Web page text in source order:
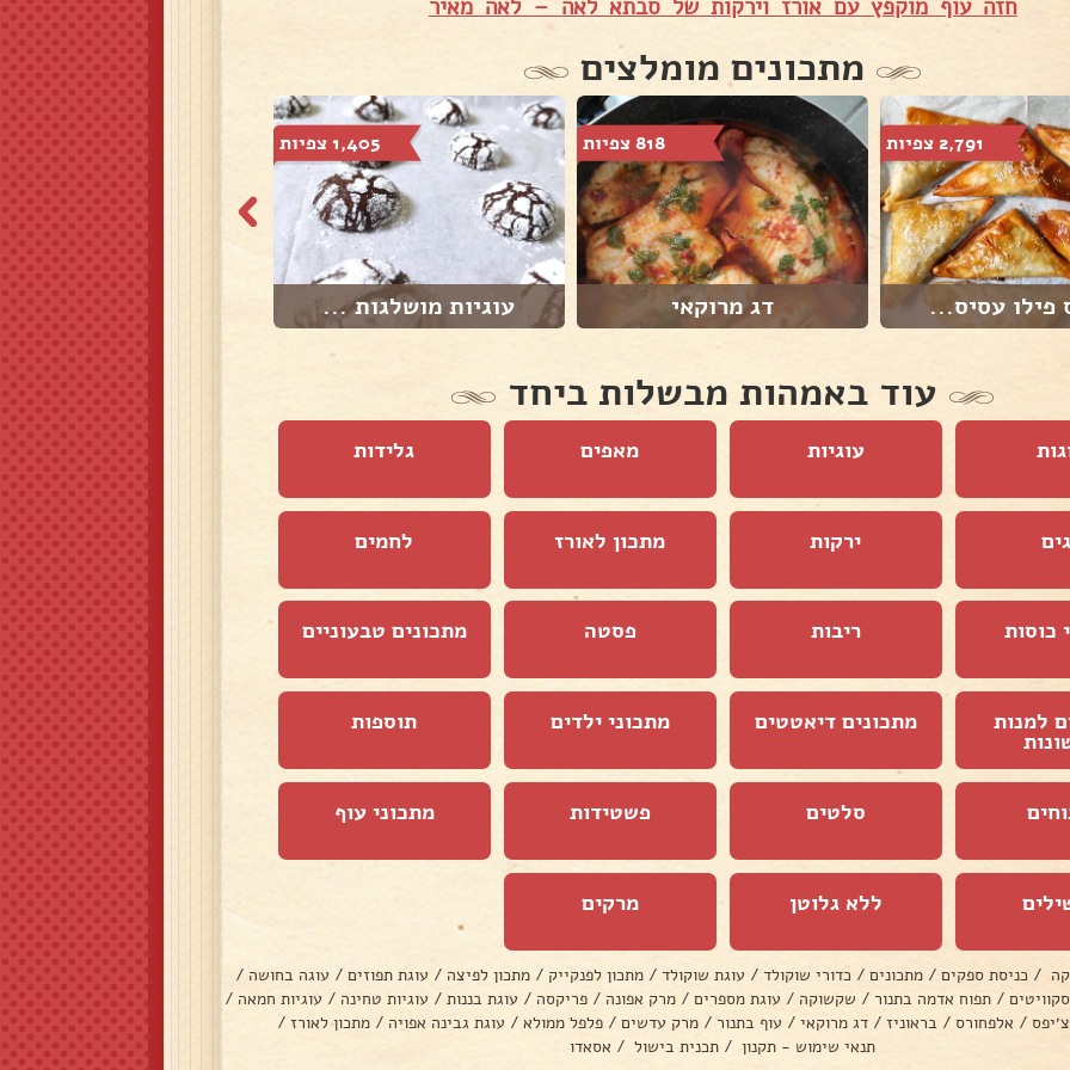
חזה עוף מוקפץ עם אורז וירקות של סבתא לאה – לאה מאיר
מתכונים מומלצים
2,791 צפיות
פילו עסיס...
818 צפיות
דג מרוקאי
1,405 צפיות
עוגיות מושלגות ...
עוד באמהות מבשלות ביחד
עוגיות מאפים גלידות
ירקות מתכון לאורז לחמים
כוסות ריבות פסטה מתכונים טבעוניים
למנות מתכונים דיאטטים מתכוני ילדים תוספות
סלטים פשטידות מתכוני עוף
ללא גלוטן מרקים
/ כניסת ספקים / מתכונים / כדורי שוקולד / עוגת שוקולד / מתכון לפנקייק / מתכון לפיצה / עוגת תפוזים / עוגה בחושה /
/ תפוח אדמה בתנור / שקשוקה / עוגת מספרים / מרק אפונה / פריקסה / עוגת בננות / עוגיות טחינה / עוגיות חמאה /
/ אלפחורס / בראוניז / דג מרוקאי / עוף בתנור / מרק עדשים / פלפל ממולא / עוגת גבינה אפויה / מתכון לאורז /
תנאי שימוש - תקנון / תכנית בישול / אסאדו